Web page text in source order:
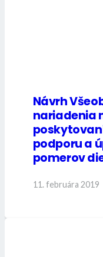
Návrh
nariadenia
podporu a
pomerov
11. februára 2019